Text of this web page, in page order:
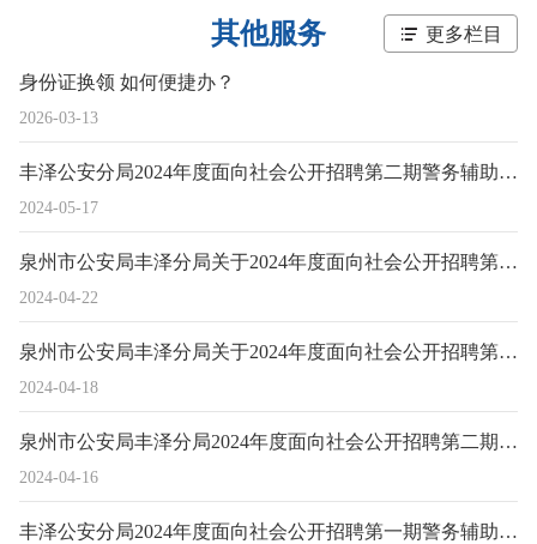
其他服务 更多栏目
2026-03-13
身份证换领 如何便捷办？
2024-05-17
丰泽公安分局2024年度面向社会公开招聘第二期警务辅助人员拟聘用人选的公示
2024-04-22
泉州市公安局丰泽分局关于2024年度面向社会公开招聘第二期警务辅助人员考试后续工作通知
2024-04-18
泉州市公安局丰泽分局关于2024年度面向社会公开招聘第二期警务辅助人员笔试、面试的通知
2024-04-16
泉州市公安局丰泽分局2024年度面向社会公开招聘第二期警务辅助人员体能测试通知
丰泽公安分局2024年度面向社会公开招聘第一期警务辅助人员拟聘用人选的公示